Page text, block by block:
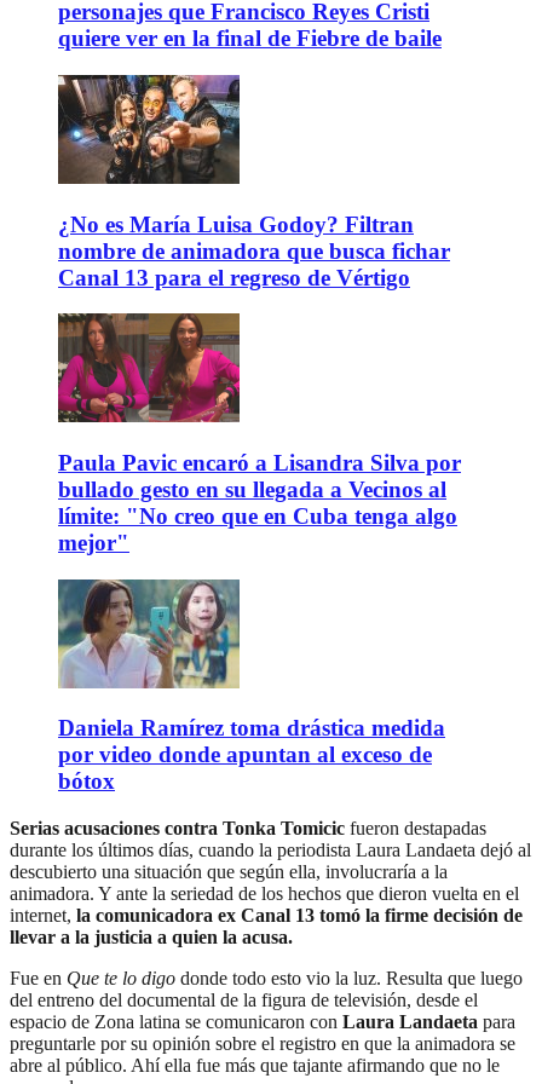
personajes que Francisco Reyes Cristi
quiere ver en la final de Fiebre de baile
¿No es María Luisa Godoy? Filtran
nombre de animadora que busca fichar
Canal 13 para el regreso de Vértigo
Paula Pavic encaró a Lisandra Silva por
bullado gesto en su llegada a Vecinos al
límite: "No creo que en Cuba tenga algo
mejor"
Daniela Ramírez toma drástica medida
por video donde apuntan al exceso de
bótox
Serias acusaciones contra Tonka Tomicic fueron destapadas
durante los últimos días, cuando la periodista Laura Landaeta dejó al
descubierto una situación que según ella, involucraría a la
animadora. Y ante la seriedad de los hechos que dieron vuelta en el
internet, la comunicadora ex Canal 13 tomó la firme decisión de
llevar a la justicia a quien la acusa.
Fue en Que te lo digo donde todo esto vio la luz. Resulta que luego
del entreno del documental de la figura de televisión, desde el
espacio de Zona latina se comunicaron con Laura Landaeta para
preguntarle por su opinión sobre el registro en que la animadora se
abre al público. Ahí ella fue más que tajante afirmando que no le